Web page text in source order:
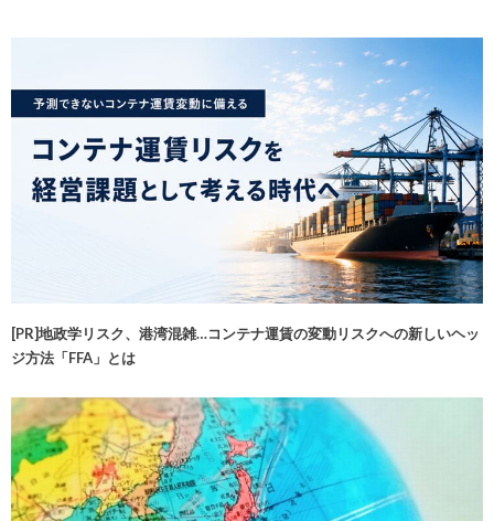
[PR]地政学リスク、港湾混雑…コンテナ運賃の変動リスクへの新しいヘッ
ジ方法「FFA」とは